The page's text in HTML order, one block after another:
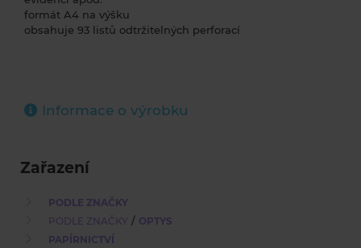
formát A4 na výšku
obsahuje 93 listů odtržitelných perforací
Informace o výrobku
Zařazení
PODLE ZNAČKY
PODLE ZNAČKY / OPTYS
PAPÍRNICTVÍ